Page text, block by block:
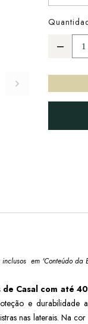
em 'Conteúdo
Casal com até
e durabilidade
nas laterais. Na